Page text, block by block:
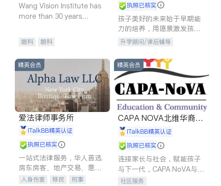
Wang Vision Institute has
more than 30 years
眼科 眼科
执照已核实
孩子美好的未来始于早期能
力的培养，用愿景激发孩子
的学习潜力和动力。理念：
拥有成长型心态是成功的基
石。
升学顾问/课后辅导
精英会员
爱法律师事务所
iTalkBB精英认证
执照已核实
一站式法律服务，华人首选.
房东房客、地产交易、意外
伤害、车祸重伤、商业诉
人身伤害 移民
刑事
精英会员
CAPA NOVA北维华裔家
长会iTalkBB精英认证
执照已核实
连接家长与社会，赋能孩子
与下一代，CAPA NoVA与您
携手建设包容、公平、充满
社区服务